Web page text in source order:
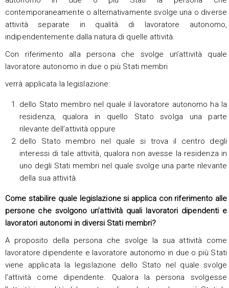
contemporaneamente o alternativamente svolge una o diverse
attività separate in qualità di lavoratore autonomo,
indipendentemente dalla natura di quelle attività.
Con riferimento alla persona che svolge un’attività quale
lavoratore autonomo in due o più Stati membri
verrà applicata la legislazione:
dello Stato membro nel quale il lavoratore autonomo ha la
residenza, qualora in quello Stato svolga una parte
rilevante dell’attività oppure
dello Stato membro nel quale si trova il centro degli
interessi di tale attività, qualora non avesse la residenza in
uno degli Stati membri nel quale svolge una parte rilevante
della sua attività.
Come stabilire quale legislazione si applica con riferimento alle
persone che svolgono un’attività quali lavoratori dipendenti e
lavoratori autonomi in diversi Stati membri?
A proposito della persona che svolge la sua attività come
lavoratore dipendente e lavoratore autonomo in due o più Stati
viene applicata la legislazione dello Stato nel quale svolge
l’attività come dipendente. Qualora la persona svolgesse